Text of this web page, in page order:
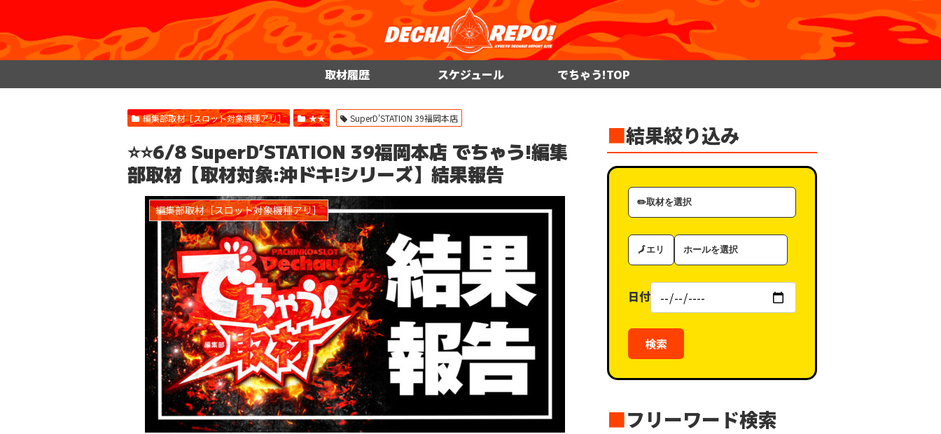
取材履歴 スケジュール でちゃう!TOP
編集部取材［スロット対象機種アリ］ ★★ SuperD'STATION 39福岡本店
⭐️⭐️6/8 SuperD’STATION 39福岡本店 でちゃう!編集
部取材【取材対象:沖ドキ!シリーズ】結果報告
編集部取材［スロット対象機種アリ］
■結果絞り込み
取
材
ゴ
ー
エ
リ
ホ
ー
（タ
グ）
日付
検索
■フリーワード検索